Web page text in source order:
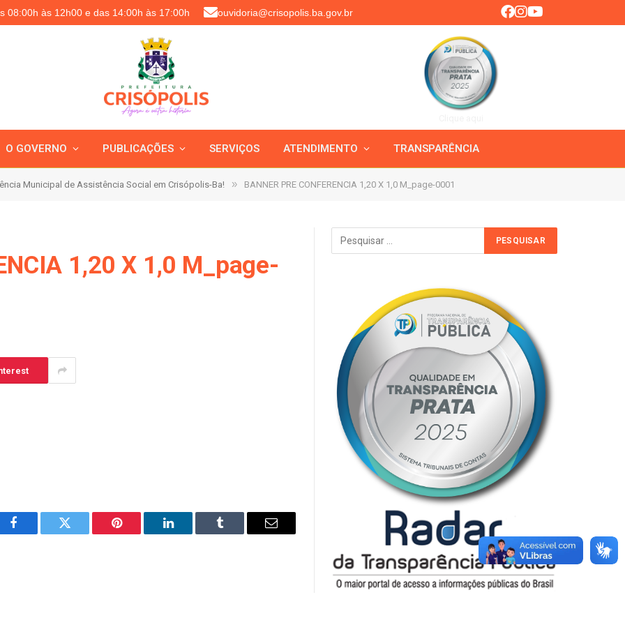
08:00h às 12h00 e das 14:00h às 17:00h ouvidoria@crisopolis.ba.gov.br
O GOVERNO PUBLICAÇÕES SERVIÇOS ATENDIMENTO TRANSPARÊNCIA
Municipal de Assistência Social em Crisópolis-Ba! » BANNER PRE CONFERENCIA 1,20 X 1,0 M_page-0001
1,20 X 1,0 M_page-
Facebook Twitter Pinterest LinkedIn Tumblr Email